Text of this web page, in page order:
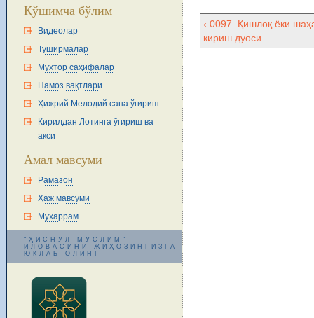
Қўшимча бўлим
Видеолар
Туширмалар
Мухтор саҳифалар
Намоз вақтлари
Ҳижрий Мелодий сана ўгириш
Кирилдан Лотинга ўгириш ва
акси
Амал мавсуми
Рамазон
Ҳаж мавсуми
Муҳаррам
"ҲИСНУЛ МУСЛИМ"
ИЛОВАСИНИ ЖИҲОЗИНГИЗГА
ЮКЛАБ ОЛИНГ
‹ 0097. Қишлоқ ёки
кириш дуоси